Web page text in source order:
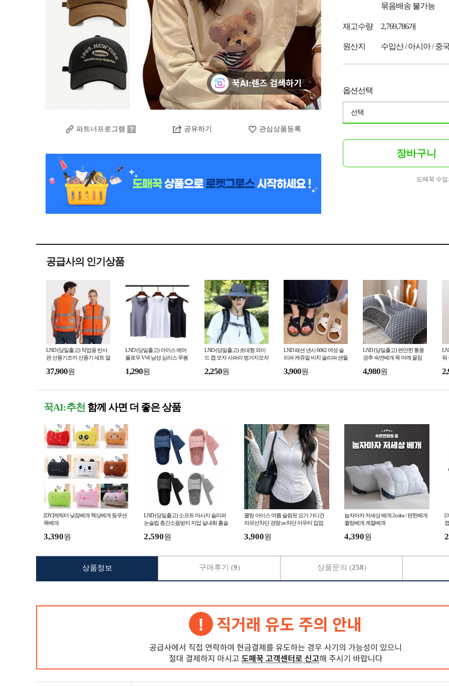
파트너프로그램 공유하기 관심상품등록
묶음배송 불가능
재고수량 2,769,786개
원산지 수입산 / 아시아 / 중
옵션선택
선택
장바구니
도매꾹 수
공급사의 인기상품
LND (당일출고) 작업용 반사
판 선풍기조끼 선풍기 세트 얼
작업 냉풍 조끼 공
37,900원
LND (당일출고) 아이스 에어
플로우 V넥 남성 심리스 무봉
사이즈 민소매
1,290원
LND (당일출고) 초대형 와이
드 캡 모자 사파리 벙거지모자
글모자 여성 남성
2,250원
LND 패션 낸시 6062 여성 슬
리퍼 캐쥬얼 비치 슬리퍼 샌들
3,900원
LND (당일출고) 편안한 통풍
경추 숙면베개 목 어깨 꿀잠
4,980원
워
바
꾹AI:추천 함께 사면 더 좋은 상품
[DY]캐릭터 낮잠베개 책상베개 등쿠션
목베개
3,390원
LND (당일출고) 소프트 마사지 슬리퍼
논슬립 층간소음방지 지압 실내화 홈슬
2,590원
쿨링 아이스 여름 슬림핏 요가 가디건
자외선차단 경량 uv차단 아우터 집업
3,900원
눕자마자 저세상 베개 2color / 편한베개
퀼팅베개 계절베개
4,390원
[
상품정보 구매후기 (9) 상품문의 (258)